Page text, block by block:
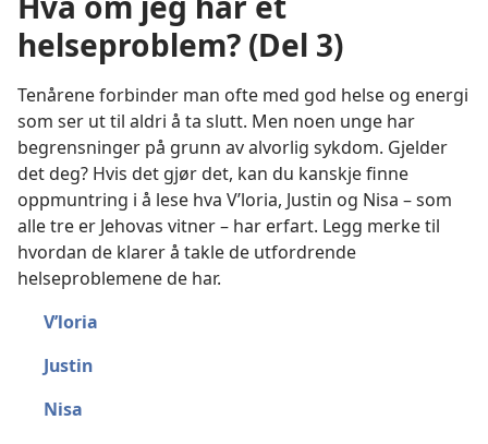
helseproblem? (Del 3)
Tenårene forbinder man ofte med god helse og energi
som ser ut til aldri å ta slutt. Men noen unge har
begrensninger på grunn av alvorlig sykdom. Gjelder
det deg? Hvis det gjør det, kan du kanskje finne
oppmuntring i å lese hva V’loria, Justin og Nisa – som
alle tre er Jehovas vitner – har erfart. Legg merke til
hvordan de klarer å takle de utfordrende
helseproblemene de har.
V’loria
Justin
Nisa